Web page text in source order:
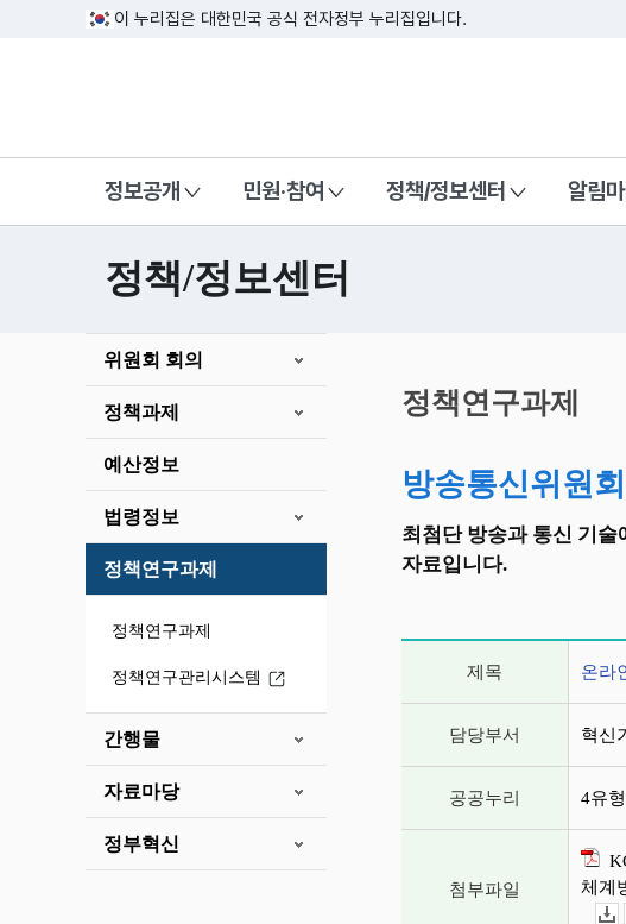
이 누리집은 대한민국 공식 전자정부 누리집입니다.
정보공개 민원·참여 정책/정보센터 알림
정책/정보센터
위원회 회의
정책과제
예산정보
법령정보
정책연구과제
정책연구과제
정책연구관리시스템
간행물
자료마당
정부혁신
시
작
정책연구과제
방송통신위원회
최첨단 방송과 통신 기
자료입니다.
제목 온라
담당부서 혁신
공공누리 4유형
첨부파일
체계